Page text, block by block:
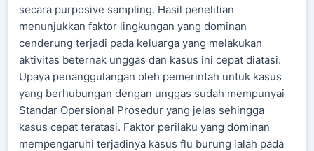
secara purposive sampling. Hasil penelitian
menunjukkan faktor lingkungan yang dominan
cenderung terjadi pada keluarga yang melakukan
aktivitas beternak unggas dan kasus ini cepat diatasi.
Upaya penanggulangan oleh pemerintah untuk kasus
yang berhubungan dengan unggas sudah mempunyai
Standar Opersional Prosedur yang jelas sehingga
kasus cepat teratasi. Faktor perilaku yang dominan
mempengaruhi terjadinya kasus flu burung ialah pada